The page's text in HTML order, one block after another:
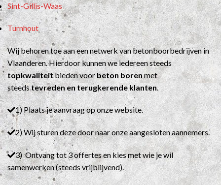
Sint-Gillis-Waas
Turnhout
Wij behoren toe aan een netwerk van betonboorbedrijven in
Vlaanderen. Hierdoor kunnen we iedereen steeds
topkwaliteitbieden voorbeton borenmet
steedstevreden en terugkerende klanten
1) Plaats je aanvraag op onze website.
2) Wij sturen deze door naar onze aangesloten aannemers.
3) Ontvang tot 3 offertes en kies met wie je wil
samenwerken (steeds vrijblijvend).